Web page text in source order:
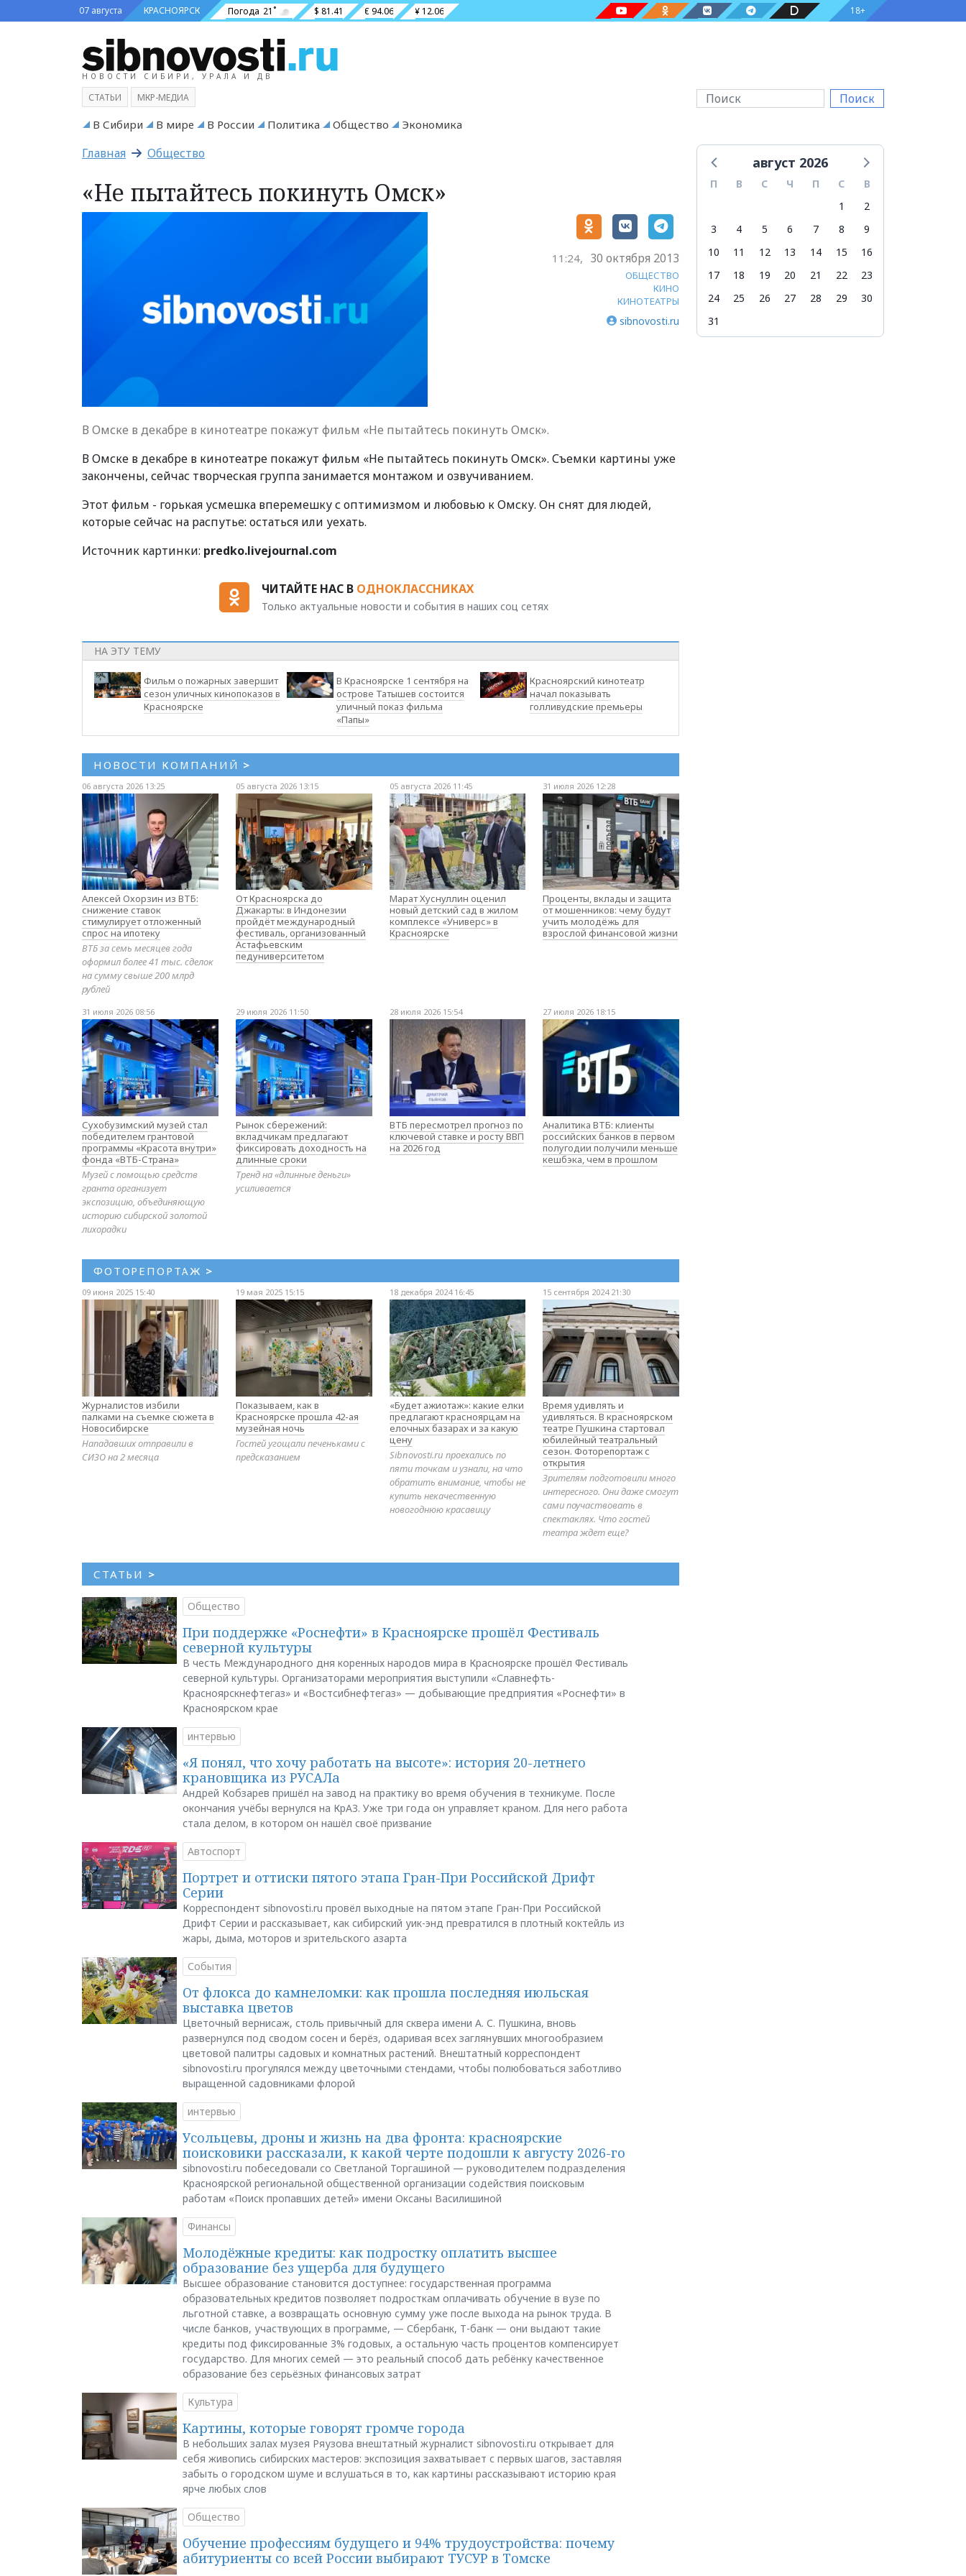
07 августа КРАСНОЯРСК Погода 21˚ $ 81.41 € 94.06 ¥ 12.06 18+
НОВОСТИ СИБИРИ, УРАЛА И ДВ
Поиск
СТАТЬИ МКР-МЕДИА
В Сибири В мире В России Политика Общество Экономика
Главная Общество
«Не пытайтесь покинуть Омск»
11:24, 30 октября 2013
ОБЩЕСТВО
КИНО
КИНОТЕАТРЫ
sibnovosti.ru
В Омске в декабре в кинотеатре покажут фильм «Не пытайтесь покинуть Омск».
В Омске в декабре в кинотеатре покажут фильм «Не пытайтесь покинуть Омск». Съемки картины уже
закончены, сейчас творческая группа занимается монтажом и озвучиванием.
Этот фильм - горькая усмешка вперемешку с оптимизмом и любовью к Омску. Он снят для людей,
которые сейчас на распутье: остаться или уехать.
Источник картинки: predko.livejournal.com
ЧИТАЙТЕ НАС В ОДНОКЛАССНИКАХ
Только актуальные новости и события в наших соц сетях
НА ЭТУ ТЕМУ
Фильм о пожарных завершит
сезон уличных кинопоказов в
Красноярске
В Красноярске 1 сентября на
острове Татышев состоится
уличный показ фильма
«Папы»
Красноярский кинотеатр
начал показывать
голливудские премьеры
НОВОСТИ КОМПАНИЙ >
06 августа 2026 13:25
Алексей Охорзин из ВТБ:
снижение ставок
стимулирует отложенный
спрос на ипотеку
ВТБ за семь месяцев года
оформил более 41 тыс. сделок
на сумму свыше 200 млрд
рублей
05 августа 2026 13:15
От Красноярска до
Джакарты: в Индонезии
пройдёт международный
фестиваль, организованный
Астафьевским
педуниверситетом
05 августа 2026 11:45
Марат Хуснуллин оценил
новый детский сад в жилом
комплексе «Универс» в
Красноярске
31 июля 2026 12:28
Проценты, вклады и защита
от мошенников: чему будут
учить молодёжь для
взрослой финансовой жизни
31 июля 2026 08:56
Сухобузимский музей стал
победителем грантовой
программы «Красота внутри»
фонда «ВТБ-Страна»
Музей с помощью средств
гранта организует
экспозицию, объединяющую
историю сибирской золотой
лихорадки
29 июля 2026 11:50
Рынок сбережений:
вкладчикам предлагают
фиксировать доходность на
длинные сроки
Тренд на «длинные деньги»
усиливается
28 июля 2026 15:54
ВТБ пересмотрел прогноз по
ключевой ставке и росту ВВП
на 2026 год
27 июля 2026 18:15
Аналитика ВТБ: клиенты
российских банков в первом
полугодии получили меньше
кешбэка, чем в прошлом
ФОТОРЕПОРТАЖ >
09 июня 2025 15:40
Журналистов избили
палками на съемке сюжета в
Новосибирске
Нападавших отправили в
СИЗО на 2 месяца
19 мая 2025 15:15
Показываем, как в
Красноярске прошла 42-ая
музейная ночь
Гостей угощали печеньками с
предсказанием
18 декабря 2024 16:45
«Будет ажиотаж»: какие елки
предлагают красноярцам на
елочных базарах и за какую
цену
Sibnovosti.ru проехались по
пяти точкам и узнали, на что
обратить внимание, чтобы не
купить некачественную
новогоднюю красавицу
15 сентября 2024 21:30
Время удивлять и
удивляться. В красноярском
театре Пушкина стартовал
юбилейный театральный
сезон. Фоторепортаж с
открытия
Зрителям подготовили много
интересного. Они даже смогут
сами поучаствовать в
спектаклях. Что гостей
театра ждет еще?
СТАТЬИ >
Общество
При поддержке «Роснефти» в Красноярске прошёл Фестиваль
северной культуры
В честь Международного дня коренных народов мира в Красноярске прошёл Фестиваль
северной культуры. Организаторами мероприятия выступили «Славнефть-
Красноярскнефтегаз» и «Востсибнефтегаз» — добывающие предприятия «Роснефти» в
Красноярском крае
интервью
«Я понял, что хочу работать на высоте»: история 20-летнего
крановщика из РУСАЛа
Андрей Кобзарев пришёл на завод на практику во время обучения в техникуме. После
окончания учёбы вернулся на КрАЗ. Уже три года он управляет краном. Для него работа
стала делом, в котором он нашёл своё призвание
Автоспорт
Портрет и оттиски пятого этапа Гран-При Российской Дрифт
Серии
Корреспондент sibnovosti.ru провёл выходные на пятом этапе Гран-При Российской
Дрифт Серии и рассказывает, как сибирский уик-энд превратился в плотный коктейль из
жары, дыма, моторов и зрительского азарта
События
От флокса до камнеломки: как прошла последняя июльская
выставка цветов
Цветочный вернисаж, столь привычный для сквера имени А. С. Пушкина, вновь
развернулся под сводом сосен и берёз, одаривая всех заглянувших многообразием
цветовой палитры садовых и комнатных растений. Внештатный корреспондент
sibnovosti.ru прогулялся между цветочными стендами, чтобы полюбоваться заботливо
выращенной садовниками флорой
интервью
Усольцевы, дроны и жизнь на два фронта: красноярские
поисковики рассказали, к какой черте подошли к августу 2026-го
sibnovosti.ru побеседовали со Светланой Торгашиной — руководителем подразделения
Красноярской региональной общественной организации содействия поисковым
работам «Поиск пропавших детей» имени Оксаны Василишиной
Финансы
Молодёжные кредиты: как подростку оплатить высшее
образование без ущерба для будущего
Высшее образование становится доступнее: государственная программа
образовательных кредитов позволяет подросткам оплачивать обучение в вузе по
льготной ставке, а возвращать основную сумму уже после выхода на рынок труда. В
числе банков, участвующих в программе, — Сбербанк, Т-банк — они выдают такие
кредиты под фиксированные 3% годовых, а остальную часть процентов компенсирует
государство. Для многих семей — это реальный способ дать ребёнку качественное
образование без серьёзных финансовых затрат
Культура
Картины, которые говорят громче города
В небольших залах музея Ряузова внештатный журналист sibnovosti.ru открывает для
себя живопись сибирских мастеров: экспозиция захватывает с первых шагов, заставляя
забыть о городском шуме и вслушаться в то, как картины рассказывают историю края
ярче любых слов
Общество
Обучение профессиям будущего и 94% трудоустройства: почему
абитуриенты со всей России выбирают ТУСУР в Томске
август 2026
П В С Ч П С
В
1
2
3
4 5 6 7 8
9
10
11 12 13 14 15
16
17
18 19 20 21 22
23
24
25 26 27 28 29
30
31